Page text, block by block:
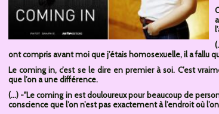
ont compris avant moi que j’étais homosexuelle, il a fallu
Le coming in, c’est se le dire en premier à soi. C’est
que l’on a une différence.
(...) -"Le coming in est douloureux pour beaucoup de
conscience que l’on n’est pas exactement à l’endroit où